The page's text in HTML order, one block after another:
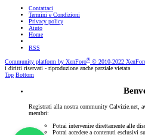
Contattaci
Termini e Condizioni
Privacy policy
Aiuto
Home
RSS
Community platform by XenForo® © 2010-2022
i diritti riservati - riproduzione anche parziale vietata
Top Bottom
Registrati alla nostra community Calvizie.net,
membri:
Potrai intervenire direttamente alle
Potrai accedere a contenuti esclusivi